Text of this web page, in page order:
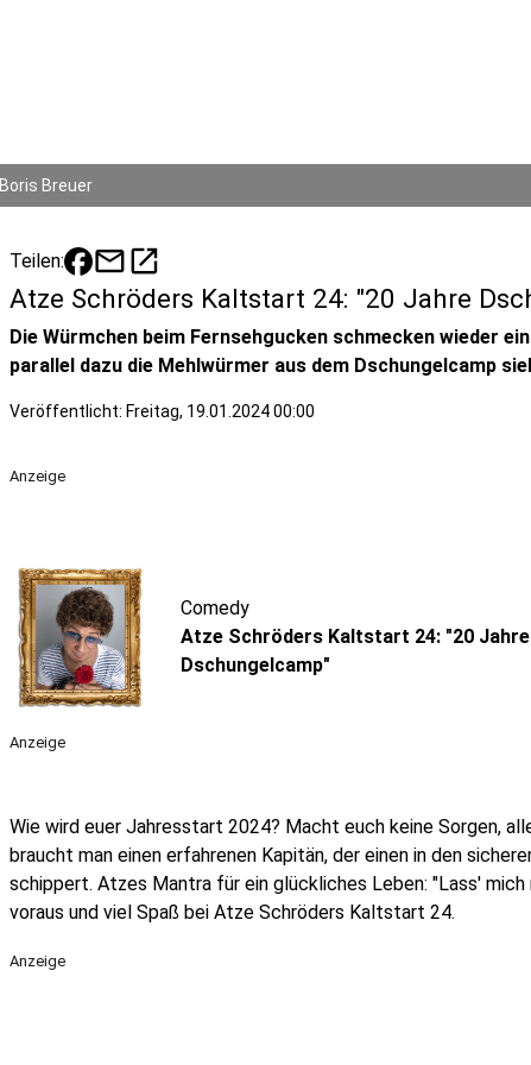
Boris Breuer
Teilen: mailopen_in_new
Atze Schröders Kaltstart 24: "20 Jahre
Die Würmchen beim Fernsehgucken schmecken wieder
parallel dazu die Mehlwürmer aus dem Dschungelcamp
Veröffentlicht: Freitag, 19.01.2024 00:00
Anzeige
Comedy
Atze Schröders Kaltstart 24: "20 Jahre
Dschungelcamp"
Anzeige
Wie wird euer Jahresstart 2024? Macht euch keine Sorgen,
braucht man einen erfahrenen Kapitän, der einen in den
schippert. Atzes Mantra für ein glückliches Leben: "Lass'
voraus und viel Spaß bei Atze Schröders Kaltstart 24.
Anzeige